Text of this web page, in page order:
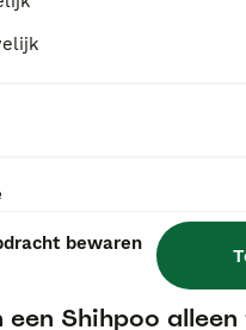
bewaren
jaar leeft een
een Shihpoo